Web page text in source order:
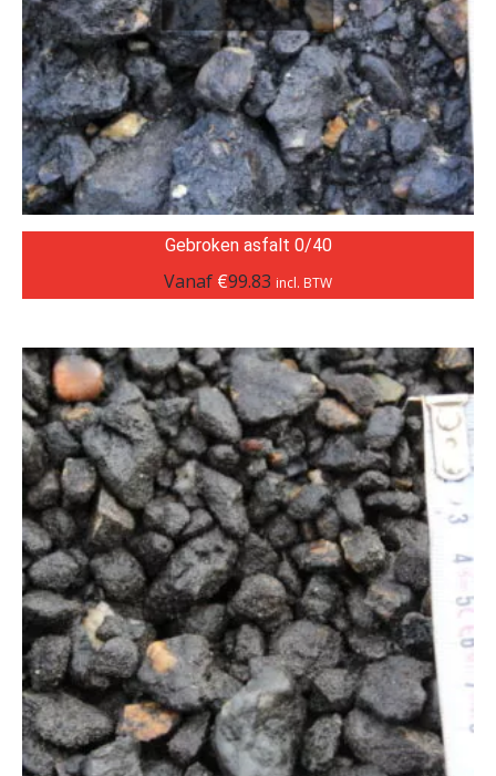
Gebroken asfalt 0/40
Vanaf €99.83 incl. BTW